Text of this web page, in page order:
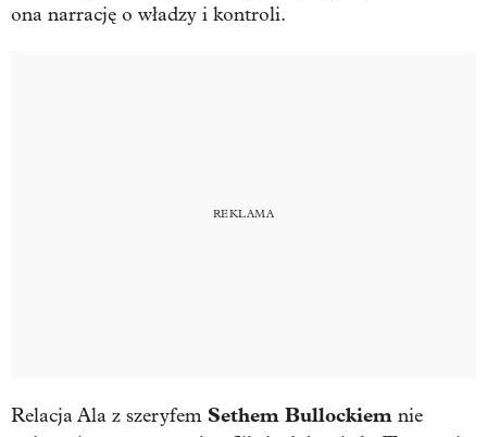
ona narrację o władzy i kontroli.
Relacja Ala z szeryfem Sethem Bullockiem nie